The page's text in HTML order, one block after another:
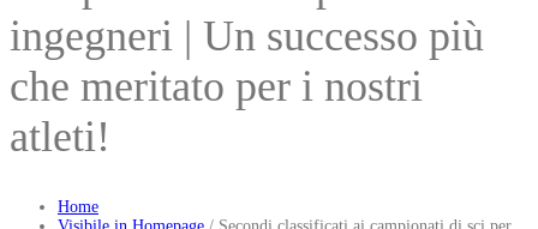
ingegneri | Un successo più
che meritato per i nostri
atleti!
Home